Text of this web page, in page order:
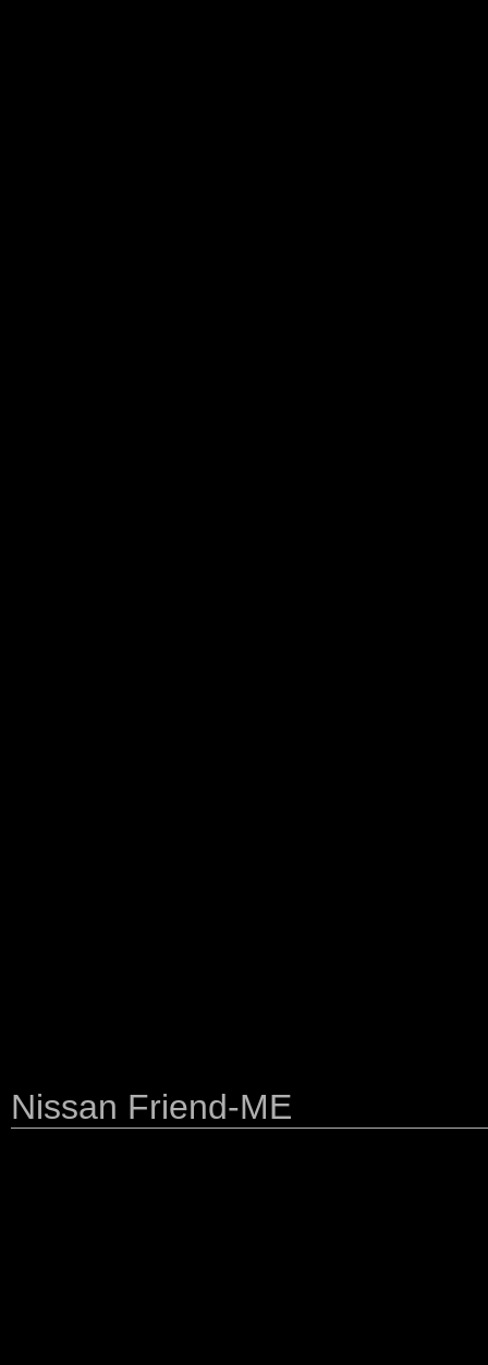
Nissan Friend-ME